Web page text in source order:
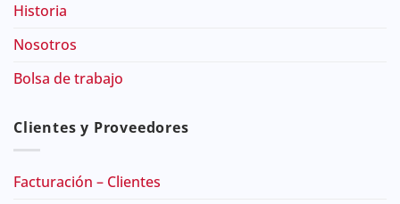
Historia
Nosotros
Bolsa de trabajo
Clientes y Proveedores
Facturación – Clientes